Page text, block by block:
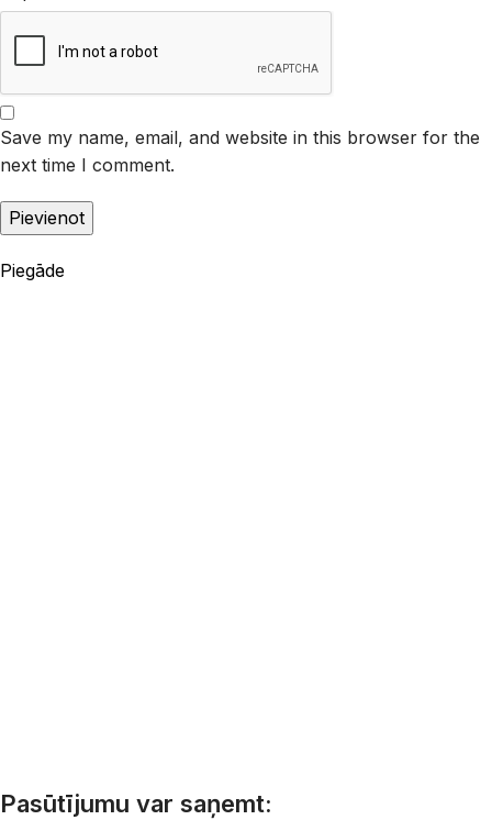
Save my name, email, and website in this browser for the
next time I comment.
Piegāde
Pasūtījumu var saņemt: